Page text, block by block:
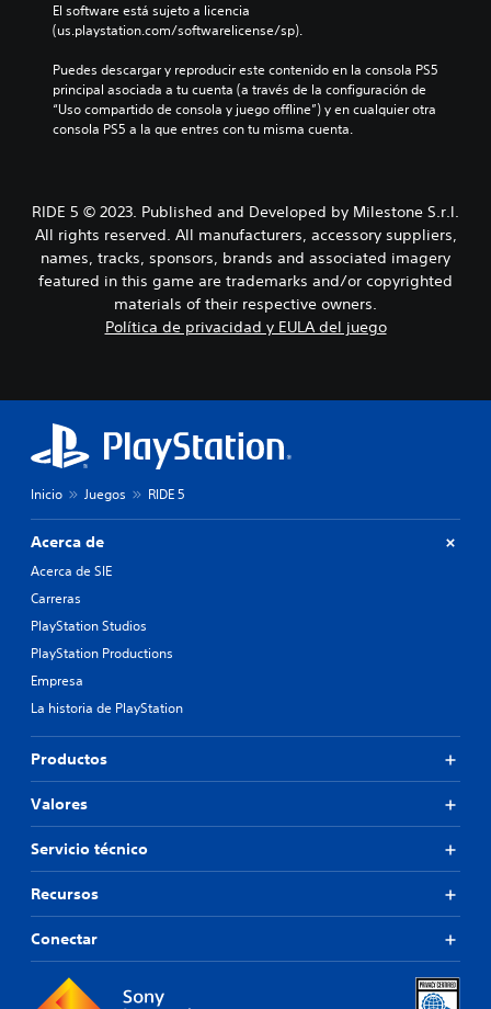
El software está sujeto a licencia
(us.playstation.com/softwarelicense/sp).
Puedes descargar y reproducir este contenido en la consola PS5
principal asociada a tu cuenta (a través de la configuración de
“Uso compartido de consola y juego offline”) y en cualquier otra
consola PS5 a la que entres con tu misma cuenta.
RIDE 5 © 2023. Published and Developed by Milestone S.r.l.
All rights reserved. All manufacturers, accessory suppliers,
names, tracks, sponsors, brands and associated imagery
featured in this game are trademarks and/or copyrighted
materials of their respective owners.
Política de privacidad y EULA del juego
Inicio Juegos RIDE 5
Acerca de
Acerca de SIE
Carreras
PlayStation Studios
PlayStation Productions
Empresa
La historia de PlayStation
Productos
Valores
Servicio técnico
Recursos
Conectar